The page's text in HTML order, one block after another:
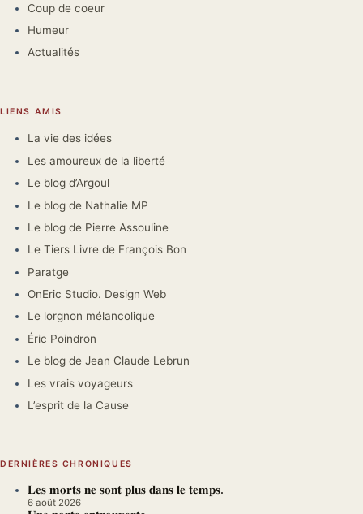
Coup de coeur
Humeur
Actualités
LIENS AMIS
La vie des idées
Les amoureux de la liberté
Le blog d’Argoul
Le blog de Nathalie MP
Le blog de Pierre Assouline
Le Tiers Livre de François Bon
Paratge
OnEric Studio. Design Web
Le lorgnon mélancolique
Éric Poindron
Le blog de Jean Claude Lebrun
Les vrais voyageurs
L’esprit de la Cause
DERNIÈRES CHRONIQUES
𝐋𝐞𝐬 𝐦𝐨𝐫𝐭𝐬 𝐧𝐞 𝐬𝐨𝐧𝐭 𝐩𝐥𝐮𝐬 𝐝𝐚𝐧𝐬 𝐥𝐞 𝐭𝐞𝐦𝐩𝐬.
6 août 2026